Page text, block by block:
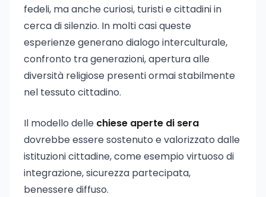
fedeli, ma anche curiosi, turisti e cittadini in
cerca di silenzio. In molti casi queste
esperienze generano dialogo interculturale,
confronto tra generazioni, apertura alle
diversità religiose presenti ormai stabilmente
nel tessuto cittadino.
Il modello delle chiese aperte di sera
dovrebbe essere sostenuto e valorizzato dalle
istituzioni cittadine, come esempio virtuoso di
integrazione, sicurezza partecipata,
benessere diffuso.